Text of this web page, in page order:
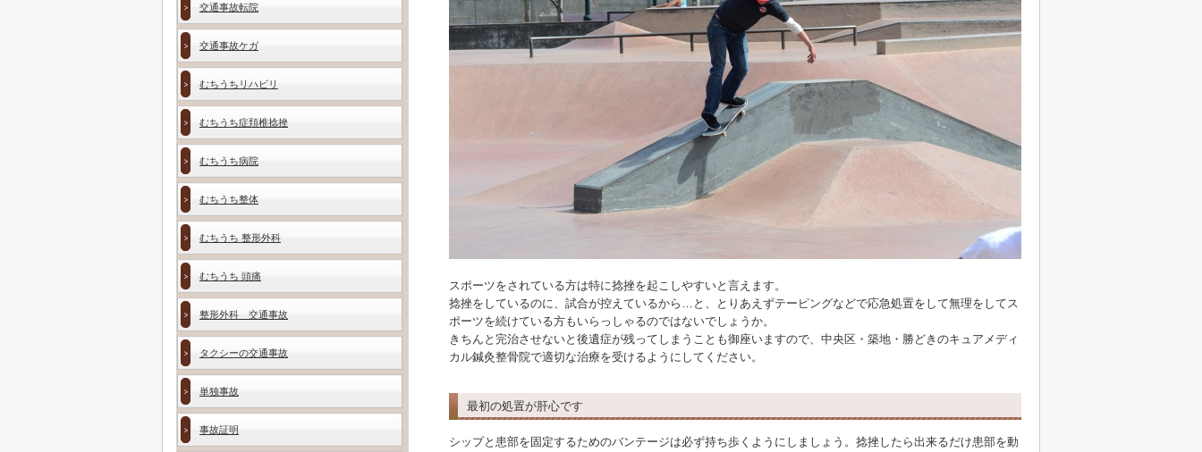
スポーツをされている方は特に捻挫を起こしやすいと言えます。
捻挫をしているのに、試合が控えているから…と、とりあえずテーピングなどで応急処置をして無理をしてス
ポーツを続けている方もいらっしゃるのではないでしょうか。
きちんと完治させないと後遺症が残ってしまうことも御座いますので、中央区・築地・勝どきのキュアメディ
カル鍼灸整骨院で適切な治療を受けるようにしてください。
最初の処置が肝心です
シップと患部を固定するためのバンテージは必ず持ち歩くようにしましょう。捻挫したら出来るだけ患部を動
交通事故転院
交通事故ケガ
むちうちリハビリ
むちうち症頚椎捻挫
むちうち病院
むちうち整体
むちうち 整形外科
むちうち 頭痛
整形外科 交通事故
タクシーの交通事故
単独事故
事故証明